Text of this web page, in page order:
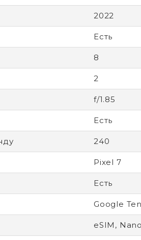
2022
Есть
8
2
f/1.85
Есть
240
Pixel 7
Есть
Google
eSIM,